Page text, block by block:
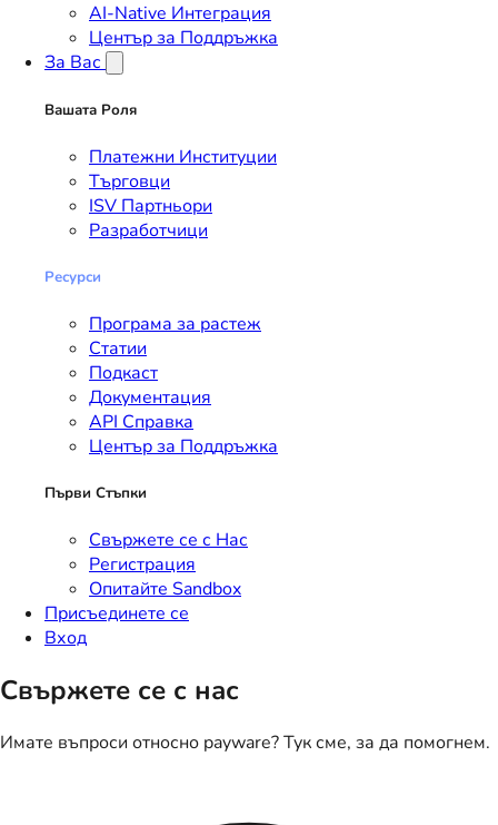
AI-Native Интеграция
Център за Поддръжка
За Вас
Вашата Роля
Платежни Институции
Търговци
ISV Партньори
Разработчици
Ресурси
Програма за растеж
Статии
Подкаст
Документация
API Справка
Център за Поддръжка
Първи Стъпки
Свържете се с Нас
Регистрация
Опитайте Sandbox
Присъединете се
Вход
Свържете се с нас
Имате въпроси относно payware? Тук сме, за да помогнем.